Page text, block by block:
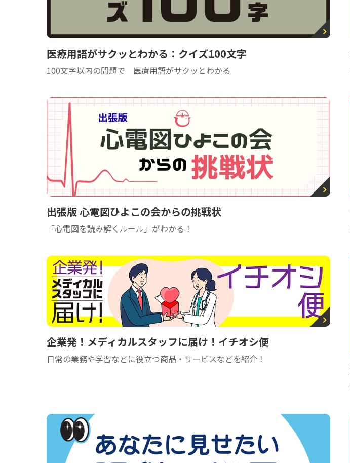
医療用語がサクッとわかる：クイズ100文字
100文字以内の問題で 医療用語がサクッとわかる
出張版 心電図ひよこの会からの挑戦状
「心電図を読み解くルール」がわかる！
企業発！メディカルスタッフに届け！イチオシ便
日常の業務や学習などに役立つ商品・サービスなどを紹介！